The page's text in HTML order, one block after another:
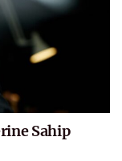
Sahip